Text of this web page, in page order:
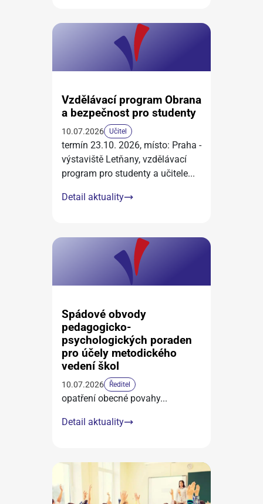
Vzdělávací program Obrana
a bezpečnost pro studenty
10.07.2026 Učitel
termín 23.10. 2026, místo: Praha -
výstaviště Letňany, vzdělávací
program pro studenty a učitele...
Detail aktuality
Spádové obvody
pedagogicko-
psychologických poraden
pro účely metodického
vedení škol
10.07.2026 Ředitel
opatření obecné povahy...
Detail aktuality